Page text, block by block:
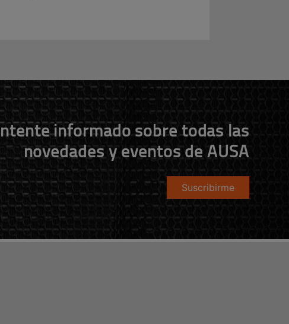
informado sobre todas las
novedades y eventos de AUSA
Suscribirme